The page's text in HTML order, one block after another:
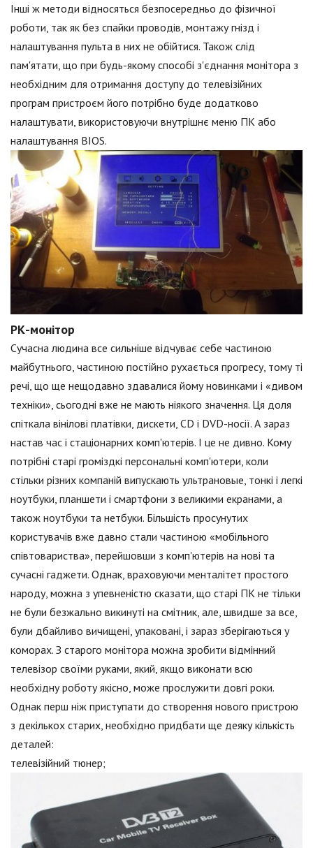
Інші ж методи відносяться безпосередньо до фізичної
роботи, так як без спайки проводів, монтажу гнізд і
налаштування пульта в них не обійтися. Також слід
пам'ятати, що при будь-якому способі з'єднання монітора з
необхідним для отримання доступу до телевізійних
програм пристроєм його потрібно буде додатково
налаштувати, використовуючи внутрішнє меню ПК або
налаштування BIOS.
РК-монітор
Сучасна людина все сильніше відчуває себе частиною
майбутнього, частиною постійно рухається прогресу, тому ті
речі, що ще нещодавно здавалися йому новинками і «дивом
техніки», сьогодні вже не мають ніякого значення. Ця доля
спіткала вінілові платівки, дискети, CD і DVD-носії. А зараз
настав час і стаціонарних комп'ютерів. І це не дивно. Кому
потрібні старі громіздкі персональні комп'ютери, коли
стільки різних компаній випускають ультрановые, тонкі і легкі
ноутбуки, планшети і смартфони з великими екранами, а
також ноутбуки та нетбуки. Більшість просунутих
користувачів вже давно стали частиною «мобільного
співтовариства», перейшовши з комп'ютерів на нові та
сучасні гаджети. Однак, враховуючи менталітет простого
народу, можна з упевненістю сказати, що старі ПК не тільки
не були безжально викинуті на смітник, але, швидше за все,
були дбайливо вичищені, упаковані, і зараз зберігаються у
коморах. З старого монітора можна зробити відмінний
телевізор своїми руками, який, якщо виконати всю
необхідну роботу якісно, може прослужити довгі роки.
Однак перш ніж приступати до створення нового пристрою
з декількох старих, необхідно придбати ще деяку кількість
деталей:
телевізійний тюнер;